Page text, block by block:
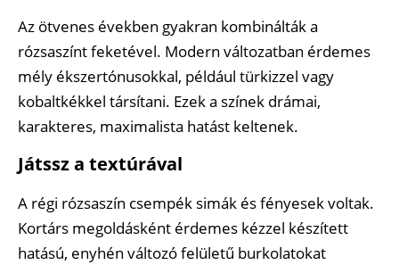
Az ötvenes években gyakran kombinálták a
rózsaszínt feketével. Modern változatban érdemes
mély ékszertónusokkal, például türkizzel vagy
kobaltkékkel társítani. Ezek a színek drámai,
karakteres, maximalista hatást keltenek.
Játssz a textúrával
A régi rózsaszín csempék simák és fényesek voltak.
Kortárs megoldásként érdemes kézzel készített
hatású, enyhén változó felületű burkolatokat